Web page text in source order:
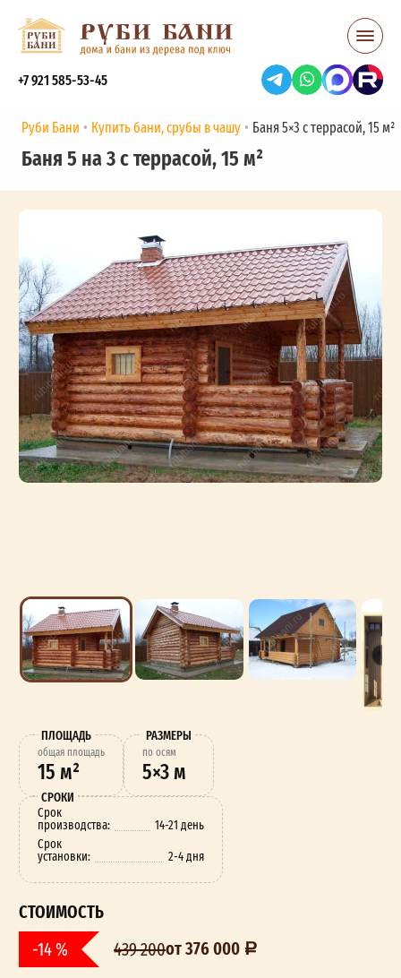
+7 921 585-53-45
Руби Бани Купить бани, срубы в чашу Баня 5×3 с террасой, 15 м²
Баня 5 на 3 с террасой, 15 м²
ПЛОЩАДЬ
oбщая площадь
15 м²
РАЗМЕРЫ
по осям
5×3 м
СРОКИ
Срок
производства:
14-21 день
Срок
установки: 2-4 дня
СТОИМОСТЬ
-14 % 439 200от 376 000